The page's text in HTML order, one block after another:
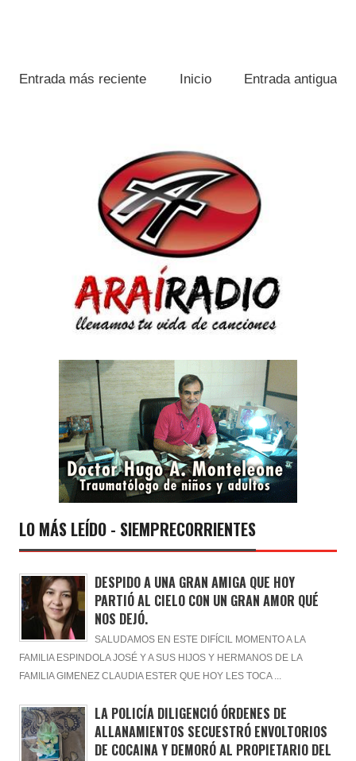
Entrada más reciente Entrada antigua
Inicio
LO MÁS LEÍDO - SIEMPRECORRIENTES
DESPIDO A UNA GRAN AMIGA QUE HOY
PARTIÓ AL CIELO CON UN GRAN AMOR QUÉ
NOS DEJÓ.
SALUDAMOS EN ESTE DIFÍCIL MOMENTO A LA
FAMILIA ESPINDOLA JOSÉ Y A SUS HIJOS Y HERMANOS DE LA
FAMILIA GIMENEZ CLAUDIA ESTER QUE HOY LES TOCA ...
LA POLICÍA DILIGENCIÓ ÓRDENES DE
ALLANAMIENTOS SECUESTRÓ ENVOLTORIOS
DE COCAINA Y DEMORÓ AL PROPIETARIO DEL